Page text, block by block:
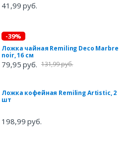
41,99 руб.
-39%
Ложка чайная Remiling Deco Marbre
noir, 16 см
79,95 руб. 131,99 руб.
Ложка кофейная Remiling Artistic, 2
шт
198,99 руб.